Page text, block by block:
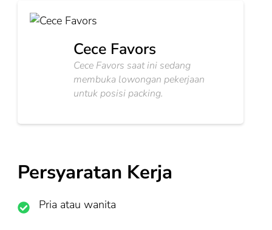
Cece Favors
Cece Favors saat ini sedang
membuka lowongan pekerjaan
untuk posisi packing.
Persyaratan Kerja
Pria atau wanita